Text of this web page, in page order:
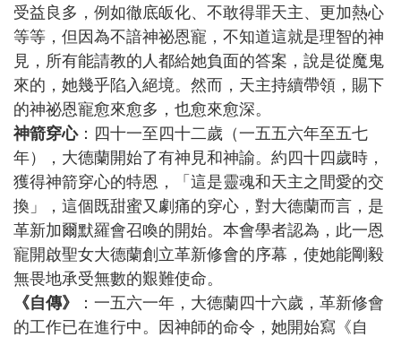
受益良多，例如徹底皈化、不敢得罪天主、更加熱心
等等，但因為不諳神祕恩寵，不知道這就是理智的神
見，所有能請教的人都給她負面的答案，說是從魔鬼
來的，她幾乎陷入絕境。然而，天主持續帶領，賜下
的神祕恩寵愈來愈多，也愈來愈深。
神箭穿心：四十一至四十二歲（一五五六年至五七
年），大德蘭開始了有神見和神諭。約四十四歲時，
獲得神箭穿心的特恩，「這是靈魂和天主之間愛的交
換」，這個既甜蜜又劇痛的穿心，對大德蘭而言，是
革新加爾默羅會召喚的開始。本會學者認為，此一恩
寵開啟聖女大德蘭創立革新修會的序幕，使她能剛毅
無畏地承受無數的艱難使命。
《自傳》
：一五六一年，大德蘭四十六歲，革新修會
的工作已在進行中。因神師的命令，她開始寫《自